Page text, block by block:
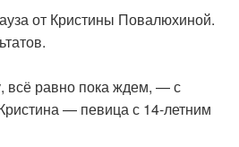
от Кристины Повалюхиной.
равно пока ждем, — с
— певица с 14-летним